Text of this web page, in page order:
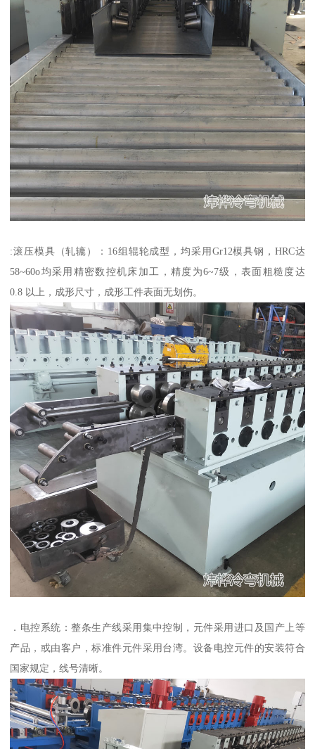
:滚压模具（轧辘）：16组辊轮成型，均采用Gr12模具钢，HRC达
58~60o均采用精密数控机床加工，精度为6~7级，表面粗糙度达
0.8 以上，成形尺寸，成形工件表面无划伤。
．电控系统：整条生产线采用集中控制，元件采用进口及国产上等
产品，或由客户，标准件元件采用台湾。设备电控元件的安装符合
国家规定，线号清晰。